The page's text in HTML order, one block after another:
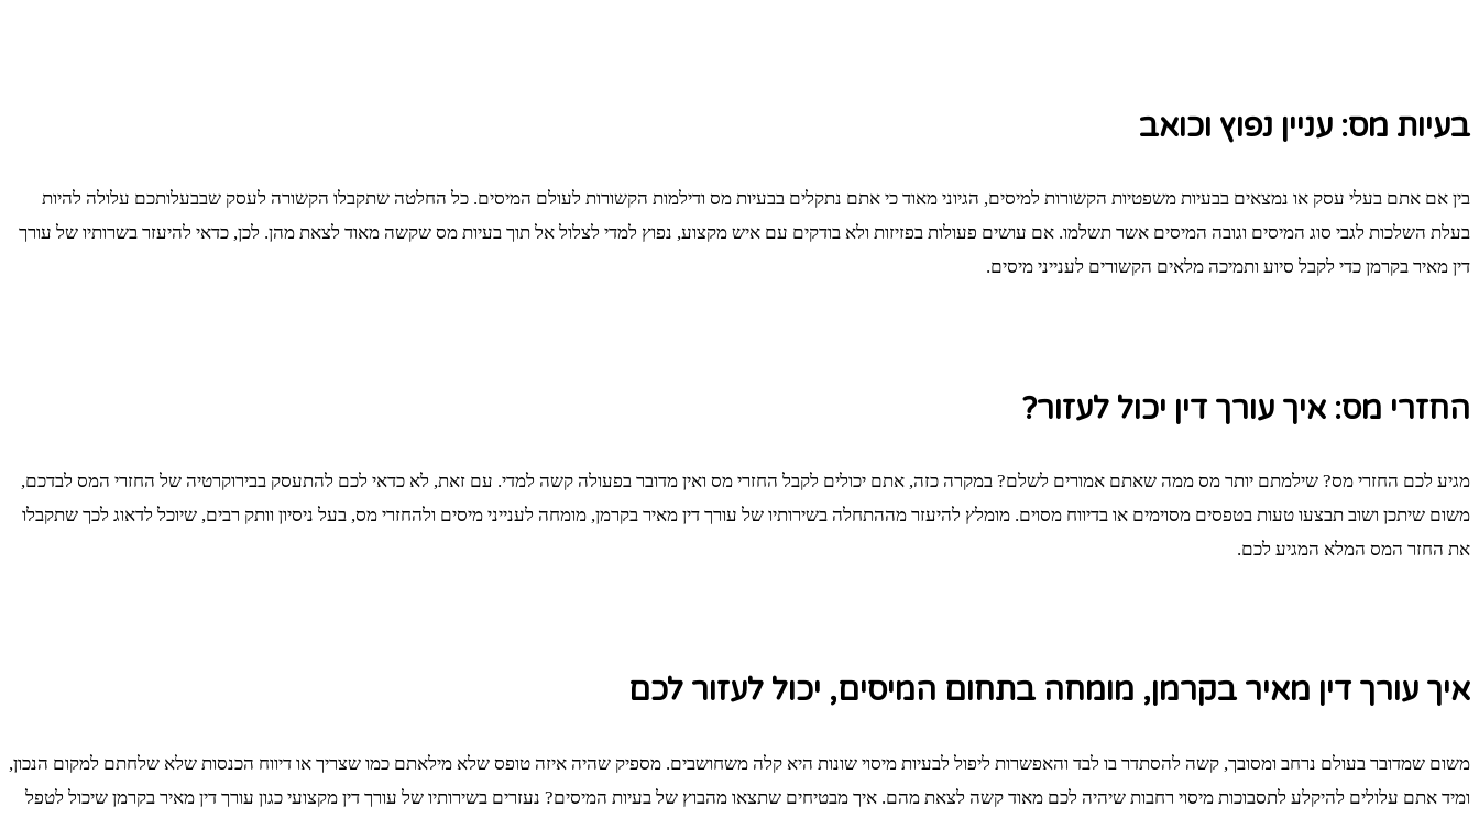
בעיות מס: עניין נפוץ וכואב
בין אם אתם בעלי עסק או נמצאים בבעיות משפטיות הקשורות למיסים, הגיוני מאוד כי אתם נתקלים בבעיות מס ודילמות הקשורות לעולם המיסים. כל החלטה שתקבלו הקשורה לעסק שבבעלותכם עלולה להיות
בעלת השלכות לגבי סוג המיסים וגובה המיסים אשר תשלמו. אם עושים פעולות בפזיזות ולא בודקים עם איש מקצוע, נפוץ למדי לצלול אל תוך בעיות מס שקשה מאוד לצאת מהן. לכן, כדאי להיעזר בשרותיו של עורך
דין מאיר בקרמן כדי לקבל סיוע ותמיכה מלאים הקשורים לענייני מיסים.
החזרי מס: איך עורך דין יכול לעזור?
מגיע לכם החזרי מס? שילמתם יותר מס ממה שאתם אמורים לשלם? במקרה כזה, אתם יכולים לקבל החזרי מס ואין מדובר בפעולה קשה למדי. עם זאת, לא כדאי לכם להתעסק בבירוקרטיה של החזרי המס לבדכם,
משום שיתכן ושוב תבצעו טעות בטפסים מסוימים או בדיווח מסוים. מומלץ להיעזר מההתחלה בשירותיו של עורך דין מאיר בקרמן, מומחה לענייני מיסים ולהחזרי מס, בעל ניסיון וותק רבים, שיוכל לדאוג לכך שתקבלו
את החזר המס המלא המגיע לכם.
איך עורך דין מאיר בקרמן, מומחה בתחום המיסים, יכול לעזור לכם
משום שמדובר בעולם נרחב ומסובך, קשה להסתדר בו לבד והאפשרות ליפול לבעיות מיסוי שונות היא קלה משחושבים. מספיק שהיה איזה טופס שלא מילאתם כמו שצריך או דיווח הכנסות שלא שלחתם למקום הנכון,
ומיד אתם עלולים להיקלע לתסבוכות מיסוי רחבות שיהיה לכם מאוד קשה לצאת מהם. איך מבטיחים שתצאו מהבוץ של בעיות המיסים? נעזרים בשירותיו של עורך דין מקצועי כגון עורך דין מאיר בקרמן שיכול לטפל